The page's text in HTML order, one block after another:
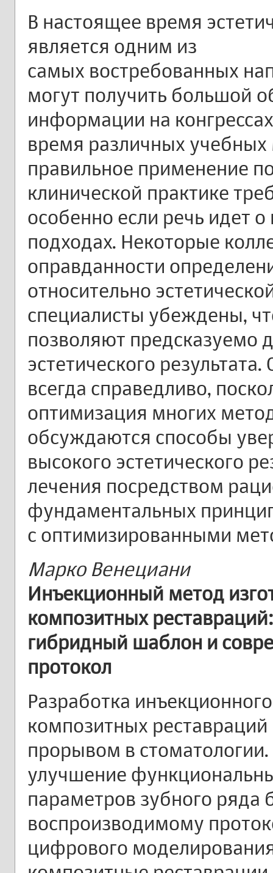
В настоящее время
является одним из
самых востребованных
могут получить большой
информации на
время различных
правильное применение
клинической практике
особенно если речь идет
подходах. Некоторые
оправданности
относительно
специалисты убеждены,
позволяют предсказуемо
эстетического
всегда справедливо,
оптимизация многих
обсуждаются способы
высокого эстетического
лечения посредством
фундаментальных
с оптимизированными
Марко Венециани
Инъекционный метод
композитных
гибридный шаблон и
протокол
Разработка
композитных
прорывом в
улучшение
параметров зубного ряда
воспроизводимому
цифрового